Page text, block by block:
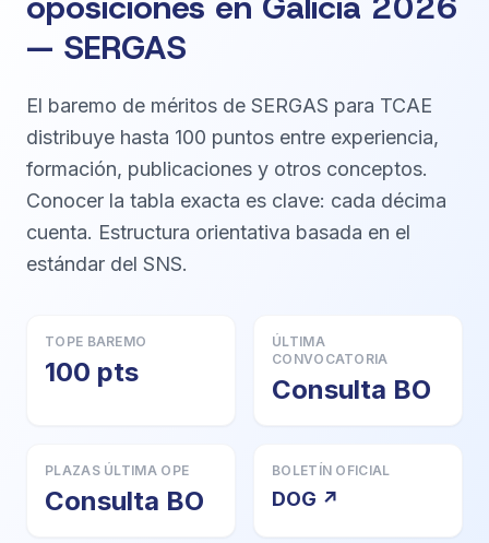
— SERGAS
El baremo de méritos de SERGAS para TCAE
distribuye hasta 100 puntos entre experiencia,
formación, publicaciones y otros conceptos.
Conocer la tabla exacta es clave: cada décima
cuenta. Estructura orientativa basada en el
estándar del SNS.
TOPE BAREMO
100 pts
ÚLTIMA
CONVOCATORIA
Consulta BO
PLAZAS ÚLTIMA OPE
Consulta BO
BOLETÍN OFICIAL
DOG ↗